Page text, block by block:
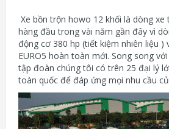
Xe bồn trộn howo 12 khối là dòng
hàng đầu trong vài năm gần đây vì
động cơ 380 hp (tiết kiệm nhiên liệu )
EURO5 hoàn toàn mới. Song song
tập đoàn chúng tôi có trên 25 đại lý
toàn quốc để đáp ứng mọi nhu cầu